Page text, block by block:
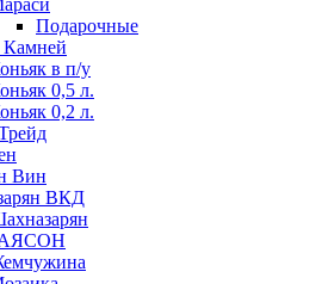
Подарочные
Камней
в п/у
0,5 л.
0,2 л.
Вин
ВКД